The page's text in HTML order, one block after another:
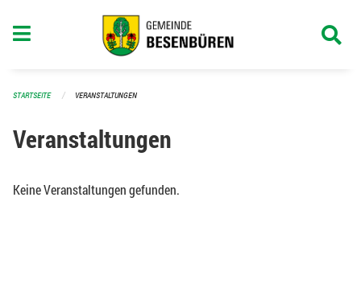
STARTSEITE VERANSTALTUNGEN
Veranstaltungen
Keine Veranstaltungen gefunden.